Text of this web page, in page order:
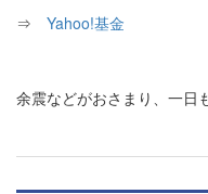
⇒ Yahoo!基金
余震などがおさまり、一日